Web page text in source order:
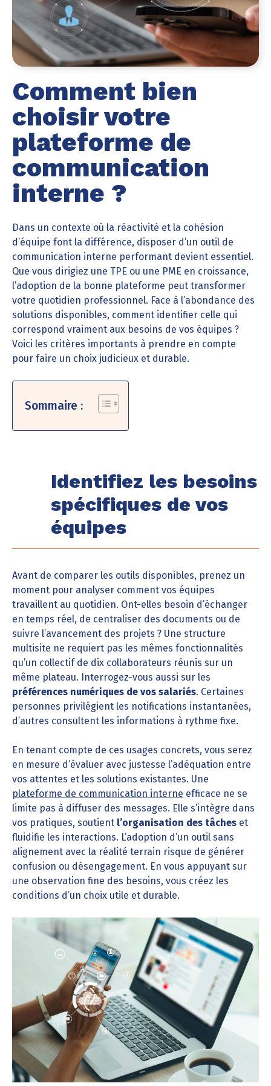
Comment bien
choisir votre
plateforme de
communication
interne ?
Dans un contexte où la réactivité et la cohésion
d’équipe font la différence, disposer d’un outil de
communication interne performant devient essentiel.
Que vous dirigiez une TPE ou une PME en croissance,
l’adoption de la bonne plateforme peut transformer
votre quotidien professionnel. Face à l’abondance des
solutions disponibles, comment identifier celle qui
correspond vraiment aux besoins de vos équipes ?
Voici les critères importants à prendre en compte
pour faire un choix judicieux et durable.
Sommaire :
Identifiez les besoins
spécifiques de vos
équipes
Avant de comparer les outils disponibles, prenez un
moment pour analyser comment vos équipes
travaillent au quotidien. Ont-elles besoin d’échanger
en temps réel, de centraliser des documents ou de
suivre l’avancement des projets ? Une structure
multisite ne requiert pas les mêmes fonctionnalités
qu’un collectif de dix collaborateurs réunis sur un
même plateau. Interrogez-vous aussi sur les
préférences numériques de vos salariés. Certaines
personnes privilégient les notifications instantanées,
d’autres consultent les informations à rythme fixe.
En tenant compte de ces usages concrets, vous serez
en mesure d’évaluer avec justesse l’adéquation entre
vos attentes et les solutions existantes. Une
plateforme de communication interne efficace ne se
limite pas à diffuser des messages. Elle s’intègre dans
vos pratiques, soutient l’organisation des tâches et
fluidifie les interactions. L’adoption d’un outil sans
alignement avec la réalité terrain risque de générer
confusion ou désengagement. En vous appuyant sur
une observation fine des besoins, vous créez les
conditions d’un choix utile et durable.